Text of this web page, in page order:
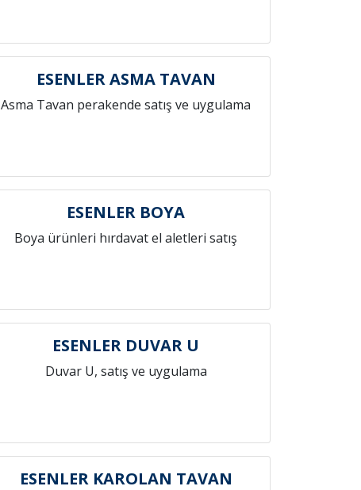
ESENLER ASMA TAVAN
Asma Tavan perakende satış ve uygulama
ESENLER BOYA
Boya ürünleri hırdavat el aletleri satış
ESENLER DUVAR U
Duvar U, satış ve uygulama
ESENLER KAROLAN TAVAN